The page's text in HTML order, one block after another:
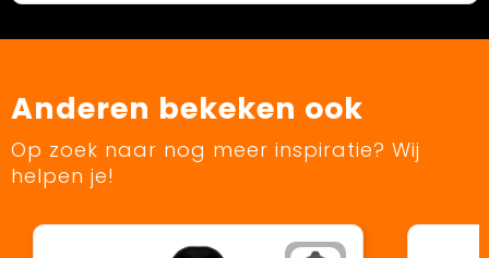
Anderen bekeken ook
Op zoek naar nog meer inspiratie? Wij
helpen je!